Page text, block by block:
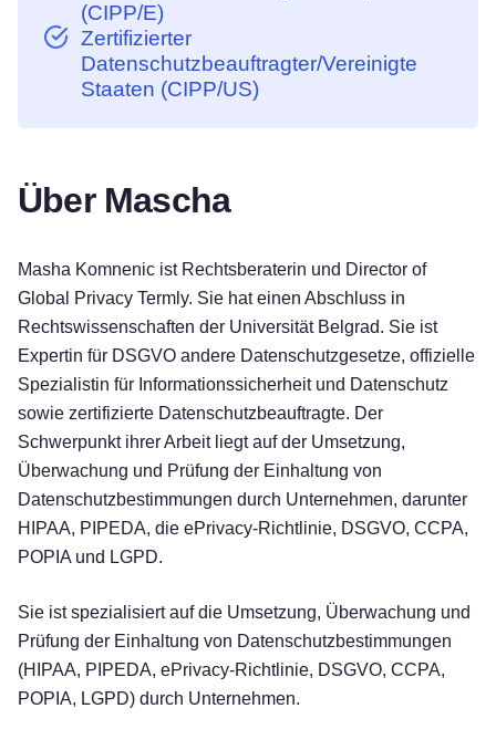
(CIPP/E)
Zertifizierter
Datenschutzbeauftragter/Vereinigte
Staaten (CIPP/US)
Über Mascha
Masha Komnenic ist Rechtsberaterin und Director of
Global Privacy Termly. Sie hat einen Abschluss in
Rechtswissenschaften der Universität Belgrad. Sie ist
Expertin für DSGVO andere Datenschutzgesetze, offizielle
Spezialistin für Informationssicherheit und Datenschutz
sowie zertifizierte Datenschutzbeauftragte. Der
Schwerpunkt ihrer Arbeit liegt auf der Umsetzung,
Überwachung und Prüfung der Einhaltung von
Datenschutzbestimmungen durch Unternehmen, darunter
HIPAA, PIPEDA, die ePrivacy-Richtlinie, DSGVO, CCPA,
POPIA und LGPD.
Sie ist spezialisiert auf die Umsetzung, Überwachung und
Prüfung der Einhaltung von Datenschutzbestimmungen
(HIPAA, PIPEDA, ePrivacy-Richtlinie, DSGVO, CCPA,
POPIA, LGPD) durch Unternehmen.